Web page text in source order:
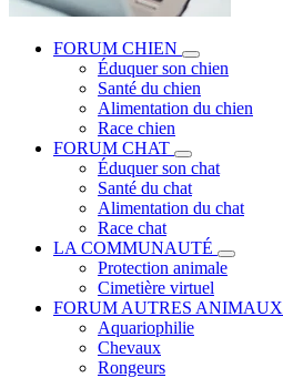
FORUM CHIEN
Éduquer son chien
Santé du chien
Alimentation du chien
Race chien
FORUM CHAT
Éduquer son chat
Santé du chat
Alimentation du chat
Race chat
LA COMMUNAUTÉ
Protection animale
Cimetière virtuel
FORUM AUTRES ANIMAUX
Aquariophilie
Chevaux
Rongeurs